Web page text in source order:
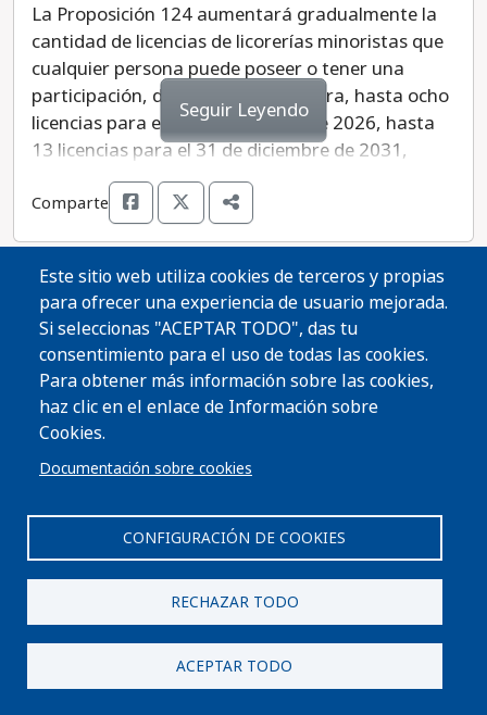
Este sitio web utiliza cookies de terceros y propias
para ofrecer una experiencia de usuario mejorada.
Si seleccionas "ACEPTAR TODO", das tu
consentimiento para el uso de todas las cookies.
Para obtener más información sobre las cookies,
haz clic en el enlace de Información sobre
Cookies.
Documentación sobre cookies
CONFIGURACIÓN DE COOKIES
RECHAZAR TODO
ACEPTAR TODO
La Proposición 124 aumentará gradualmente la
cantidad de licencias de licorerías minoristas que
cualquier persona puede poseer o tener una
participación, de la siguiente manera, hasta ocho
licencias para el 31 de diciembre de 2026, hasta
13 licencias para el 31 de diciembre de 2031,
hasta 20 licencias antes del 31 de diciembre de
2036; y un número ilimitado de licencias a partir
del 1 de enero de 2037”. Una tienda con una
actualmente a menos de 500 pies de otra tienda
con la misma licencia.
Seguir Leyendo
Comparte
Proposición #125
No Position
Sin recomendación
La Proposición 125 haría que cualquier tienda de
abarrotes o tienda de conveniencia que tenga
vender vino. Al considerar este proyecto de ley, es
importante tener en cuenta que no se podría
emitir una nueva licencia de minorista de bebidas
de malta fermentada y vino para un lugar dentro
de los 500 pies de una tienda minorista de licores,
y de la misma manera.
Seguir Leyendo